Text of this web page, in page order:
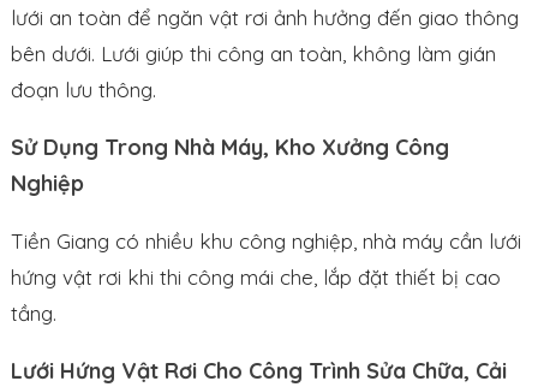
lưới an toàn để ngăn vật rơi ảnh hưởng đến giao thông
bên dưới. Lưới giúp thi công an toàn, không làm gián
đoạn lưu thông.
Sử Dụng Trong Nhà Máy, Kho Xưởng Công
Nghiệp
Tiền Giang có nhiều khu công nghiệp, nhà máy cần lưới
hứng vật rơi khi thi công mái che, lắp đặt thiết bị cao
tầng.
Lưới Hứng Vật Rơi Cho Công Trình Sửa Chữa, Cải